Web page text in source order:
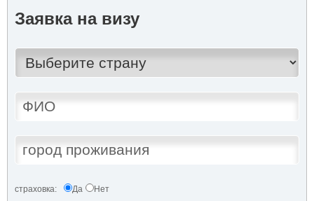
Заявка на визу
страховка: Да Нет